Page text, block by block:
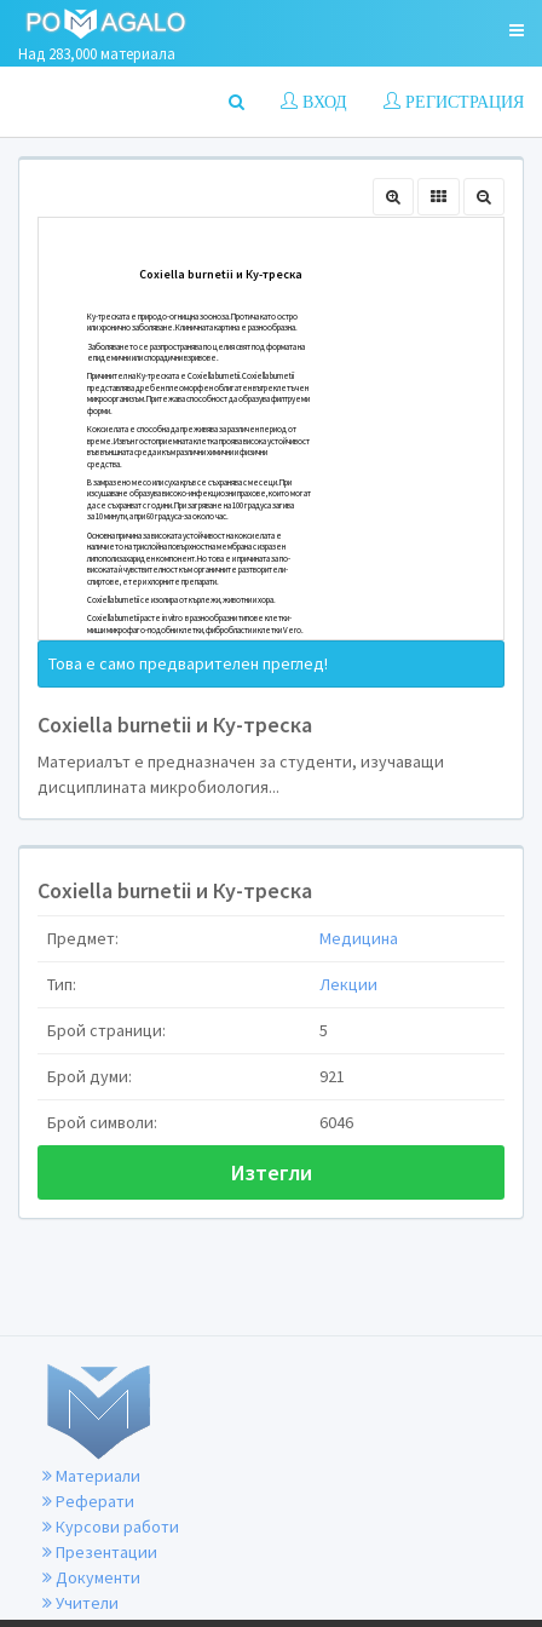
Над 283,000 материала
РЕГИСТРАЦИЯ
ВХОД
Coxiella burnetii и Ку-
Ку-треската е природо-огнищна зооноза.Протича
или хронично заболяване.Клиничната картина е
Заболяването се разпространява по целия свят под
епидемични или спорадични взривове.
представлява дребен плеоморфен облигатен
микроорганизъм.Притежава способност да
форми.
Коксиелата е способна да преживява за различен
време.Извън гостоприемната клетка проява висока
във външната среда и към различни химични и физични
изсушаване образува високо-инфекциозни
за 10 минути,а при 60 градуса-за около час.
Основна причина за високата устойчивост на
липополизахариден компонент.Но това е и причината
спиртове,етер и хлорните препарати.
Coxiella burnetii се изолира от кърлежи,животни и
Това е само предварителен преглед!
Coxiella burnetii и Ку-треска
Материалът е предназначен за студенти, изучаващи
дисциплината микробиология...
Coxiella burnetii и Ку-треска
Предмет: Медицина
Тип: Лекции
Брой страници: 5
Брой думи: 921
Брой символи: 6046
Изтегли
Материали
Реферати
Курсови работи
Презентации
Документи
Учители